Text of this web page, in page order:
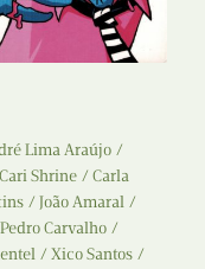
Lima Araújo
Cari Shrine
Carla
João Amaral
Pedro Carvalho
Xico Santos